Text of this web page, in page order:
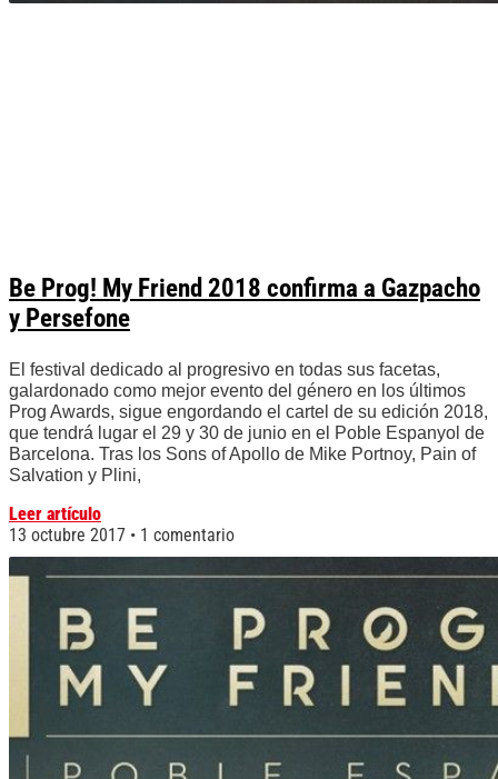
Be Prog! My Friend 2018 confirma a Gazpacho
y Persefone
El festival dedicado al progresivo en todas sus facetas,
galardonado como mejor evento del género en los últimos
Prog Awards, sigue engordando el cartel de su edición 2018,
que tendrá lugar el 29 y 30 de junio en el Poble Espanyol de
Barcelona. Tras los Sons of Apollo de Mike Portnoy, Pain of
Salvation y Plini,
Leer artículo
13 octubre 2017
1 comentario